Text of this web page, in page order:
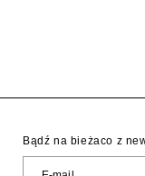
Bądź na bieżaco z